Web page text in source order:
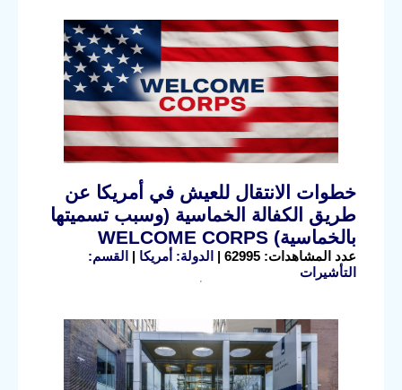
خطوات الانتقال للعيش في أمريكا عن
طريق الكفالة الخماسية (وسبب تسميتها
بالخماسية) WELCOME CORPS
عدد المشاهدات: 62995 | الدولة: أمريكا | القسم:
التأشيرات